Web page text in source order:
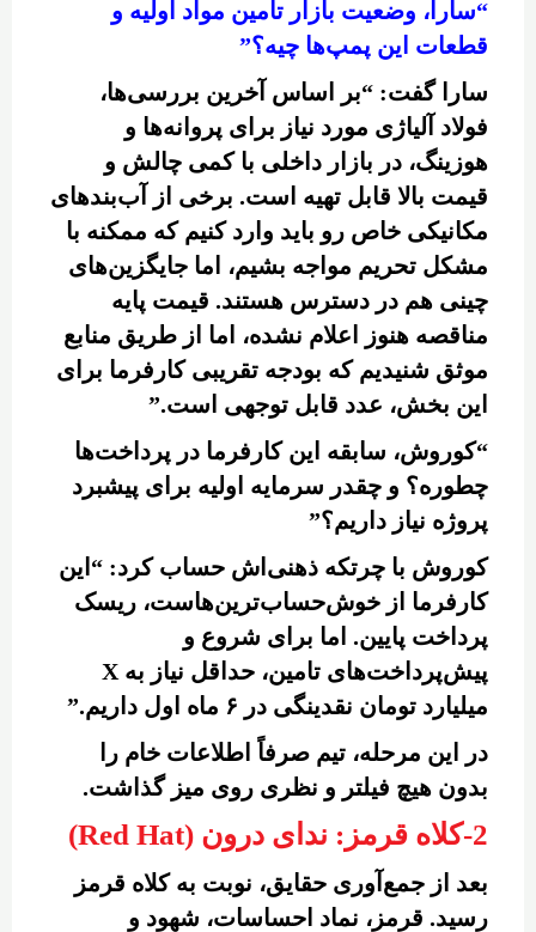
“سارا، وضعیت بازار تامین مواد اولیه و
قطعات این پمپ‌ها چیه؟”
سارا گفت: “بر اساس آخرین بررسی‌ها،
فولاد آلیاژی مورد نیاز برای پروانه‌ها و
هوزینگ، در بازار داخلی با کمی چالش و
قیمت بالا قابل تهیه است. برخی از آب‌بندهای
مکانیکی خاص رو باید وارد کنیم که ممکنه با
مشکل تحریم مواجه بشیم، اما جایگزین‌های
چینی هم در دسترس هستند. قیمت پایه
مناقصه هنوز اعلام نشده، اما از طریق منابع
موثق شنیدیم که بودجه تقریبی کارفرما برای
این بخش، عدد قابل توجهی است.”
“کوروش، سابقه این کارفرما در پرداخت‌ها
چطوره؟ و چقدر سرمایه اولیه برای پیشبرد
پروژه نیاز داریم؟”
کوروش با چرتکه ذهنی‌اش حساب کرد: “این
کارفرما از خوش‌حساب‌ترین‌هاست، ریسک
پرداخت پایین. اما برای شروع و
پیش‌پرداخت‌های تامین، حداقل نیاز به X
میلیارد تومان نقدینگی در ۶ ماه اول داریم.”
در این مرحله، تیم صرفاً اطلاعات خام را
بدون هیچ فیلتر و نظری روی میز گذاشت.
2-کلاه قرمز: ندای درون (Red Hat)
بعد از جمع‌آوری حقایق، نوبت به کلاه قرمز
رسید. قرمز، نماد احساسات، شهود و